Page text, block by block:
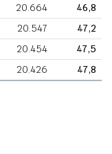
20.664
46,8
20.547
47,2
20.454
47,5
20.426 47,8